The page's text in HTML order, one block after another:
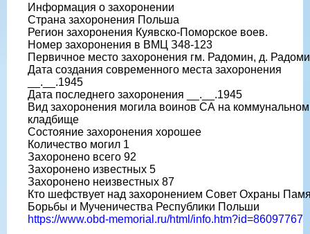
Информация о захоронении
Страна захоронения Польша
Регион захоронения Куявско-Поморское воев.
Номер захоронения в ВМЦ З48-123
Первичное место захоронения гм. Радомин, д.
Дата создания современного места захоронения
__.__.1945
Дата последнего захоронения __.__.1945
Вид захоронения могила воинов СА на коммунальном
кладбище
Состояние захоронения хорошее
Количество могил 1
Захоронено всего 92
Захоронено известных 5
Захоронено неизвестных 87
Кто шефствует над захоронением Совет Охраны
Борьбы и Мученичества Республики Польши
https://www.obd-memorial.ru/html/info.htm?id=86097767